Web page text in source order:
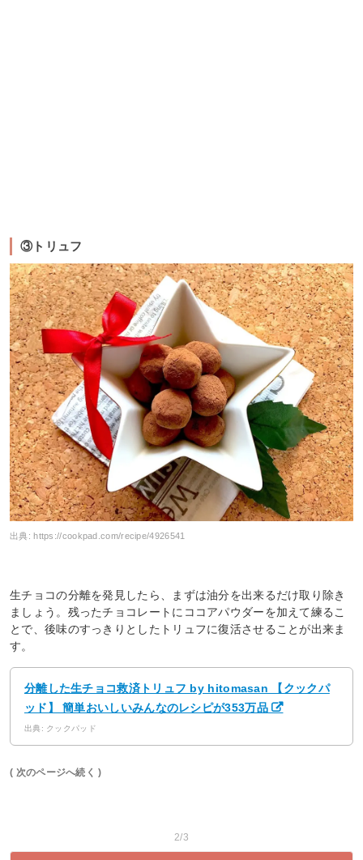
③トリュフ
出典:https://cookpad.com/recipe/4926541
生チョコの分離を発見したら、まずは油分を出来るだけ取り除き
ましょう。残ったチョコレートにココアパウダーを加えて練るこ
とで、後味のすっきりとしたトリュフに復活させることが出来ま
す。
分離した生チョコ救済トリュフ by hitomasan 【クックパ
ッド】 簡単おいしいみんなのレシピが353万品
出典: クックパッド
( 次のページへ続く )
2/3